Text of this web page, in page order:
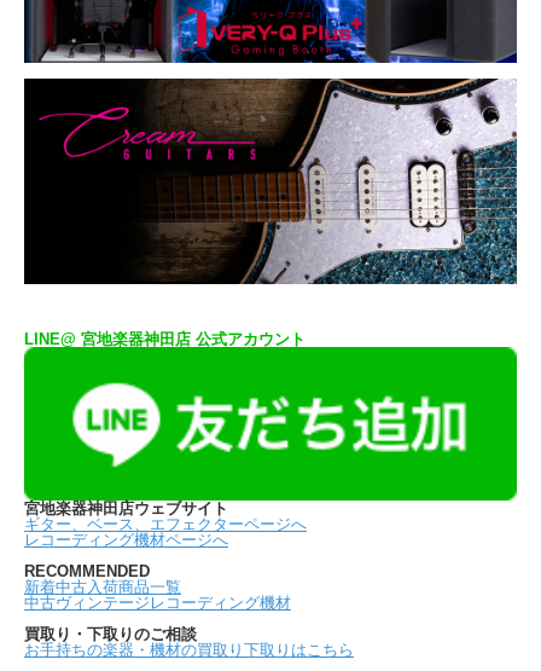
LINE@ 宮地楽器神田店 公式アカウント
宮地楽器神田店ウェブサイト
ギター、ベース、エフェクターページへ
レコーディング機材ページへ
RECOMMENDED
新着中古入荷商品一覧
中古ヴィンテージレコーディング機材
買取り・下取りのご相談
お手持ちの楽器・機材の買取り下取りはこちら